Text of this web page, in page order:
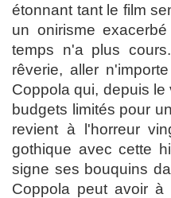
étonnant tant le film
un onirisme
temps n'a plus cours.
rêverie, aller
Coppola qui, depuis
budgets limités pour
revient à l'horreur
gothique avec cette
signe ses bouquins
Coppola peut avoir à